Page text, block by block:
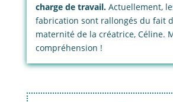
charge de travail.Actuellement,
fabrication sont rallongés du fait
maternité de la créatrice, Céline.
compréhension !